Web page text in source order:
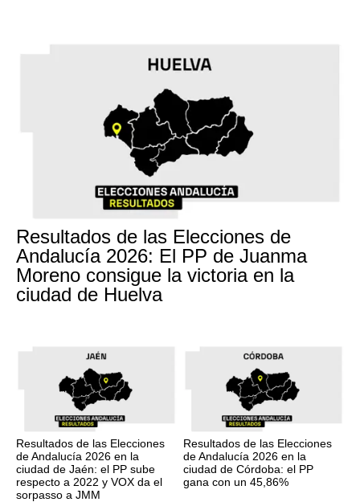
Resultados de las Elecciones de
Andalucía 2026: El PP de Juanma
Moreno consigue la victoria en la
ciudad de Huelva
Resultados de las Elecciones
de Andalucía 2026 en la
ciudad de Jaén: el PP sube
respecto a 2022 y VOX da el
sorpasso a JMM
Resultados de las Elecciones
de Andalucía 2026 en la
ciudad de Córdoba: el PP
gana con un 45,86%